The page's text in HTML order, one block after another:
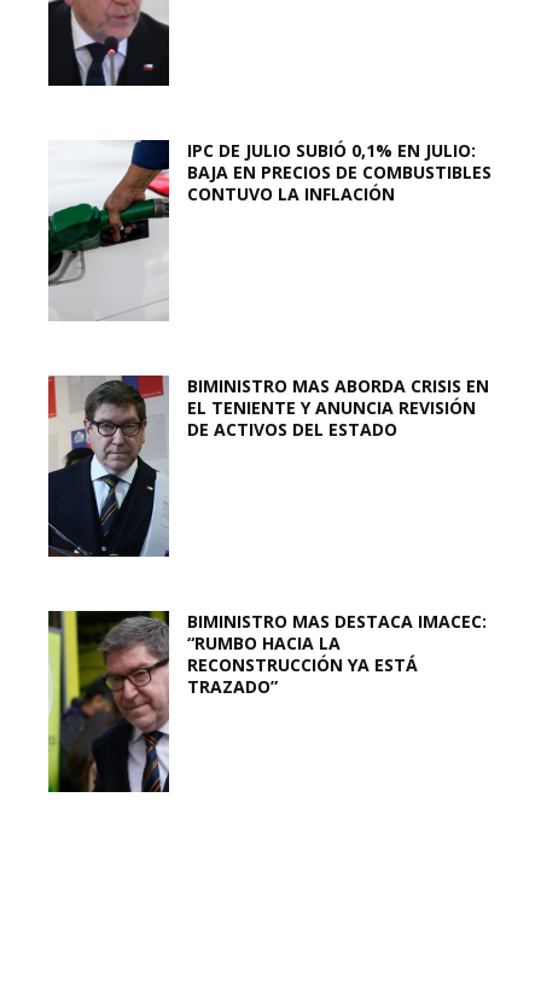
IPC DE JULIO SUBIÓ 0,1% EN JULIO:
BAJA EN PRECIOS DE COMBUSTIBLES
CONTUVO LA INFLACIÓN
BIMINISTRO MAS ABORDA CRISIS EN
EL TENIENTE Y ANUNCIA REVISIÓN
DE ACTIVOS DEL ESTADO
BIMINISTRO MAS DESTACA IMACEC:
“RUMBO HACIA LA
RECONSTRUCCIÓN YA ESTÁ
TRAZADO”